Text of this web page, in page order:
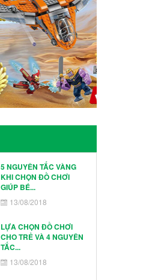
5 NGUYÊN TẮC VÀNG
KHI CHỌN ĐỒ CHƠI
GIÚP BÉ...
13/08/2018
LỰA CHỌN ĐỒ CHƠI
CHO TRẺ VÀ 4 NGUYÊN
TẮC...
13/08/2018